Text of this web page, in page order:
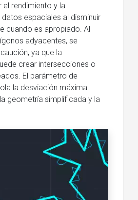
el rendimiento y la
espaciales al disminuir
cuando es apropiado. Al
adyacentes, se
ya que la
crear intersecciones o
El parámetro de
la desviación máxima
geometría simplificada y la